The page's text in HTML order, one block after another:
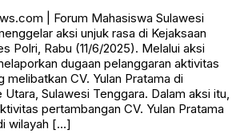
| Forum Mahasiswa Sulawesi
aksi unjuk rasa di Kejaksaan
Polri, Rabu (11/6/2025). Melalui aksi
dugaan pelanggaran aktivitas
melibatkan CV. Yulan Pratama di
Sulawesi Tenggara. Dalam aksi itu,
pertambangan CV. Yulan Pratama
wilayah […]